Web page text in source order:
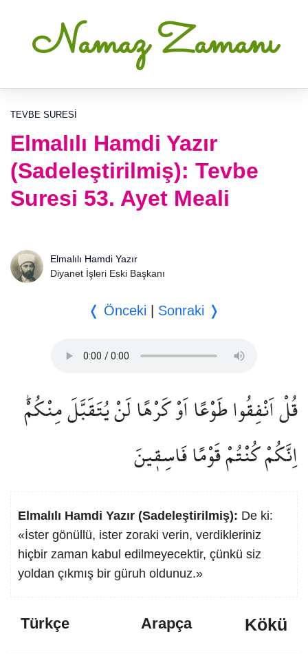
Namaz Zamanı
TEVBE SURESI
Elmalılı Hamdi Yazır
(Sadeleştirilmiş): Tevbe
Suresi 53. Ayet Meali
Elmalılı Hamdi Yazır
Diyanet İşleri Eski Başkanı
❬ Önceki Sonraki ❭
قُلْ اَنْفِقُوا طَوْعًا اَوْ كَرْهًا لَنْ يُتَقَبَّلَ مِنْكُمْۜ
اِنَّكُمْ كُنْتُمْ قَوْمًا فَاسِق۪ينَ
Elmalılı Hamdi Yazır (Sadeleştirilmiş): De ki:
«İster gönüllü, ister zoraki verin, verdikleriniz
hiçbir zaman kabul edilmeyecektir, çünkü siz
yoldan çıkmış bir güruh oldunuz.»
Türkçe Arapça Kökü